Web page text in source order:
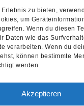
zu bieten,
um
Wenn du diesen
Daten wie das
verarbeiten. Wenn du
können bestimmte
werden.
Akzeptieren
Keyseine
„Let’s
unendlich,
gesetzt.
sehr, auch
und lokaler